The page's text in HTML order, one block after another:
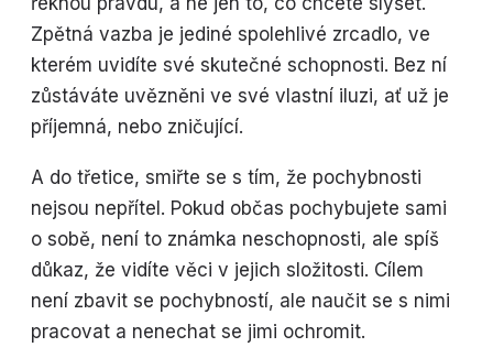
Zpětná vazba je jediné spolehlivé zrcadlo, ve
kterém uvidíte své skutečné schopnosti. Bez ní
zůstáváte uvězněni ve své vlastní iluzi, ať už je
příjemná, nebo zničující.
A do třetice, smiřte se s tím, že pochybnosti
nejsou nepřítel. Pokud občas pochybujete sami
o sobě, není to známka neschopnosti, ale spíš
důkaz, že vidíte věci v jejich složitosti. Cílem
není zbavit se pochybností, ale naučit se s nimi
pracovat a nenechat se jimi ochromit.